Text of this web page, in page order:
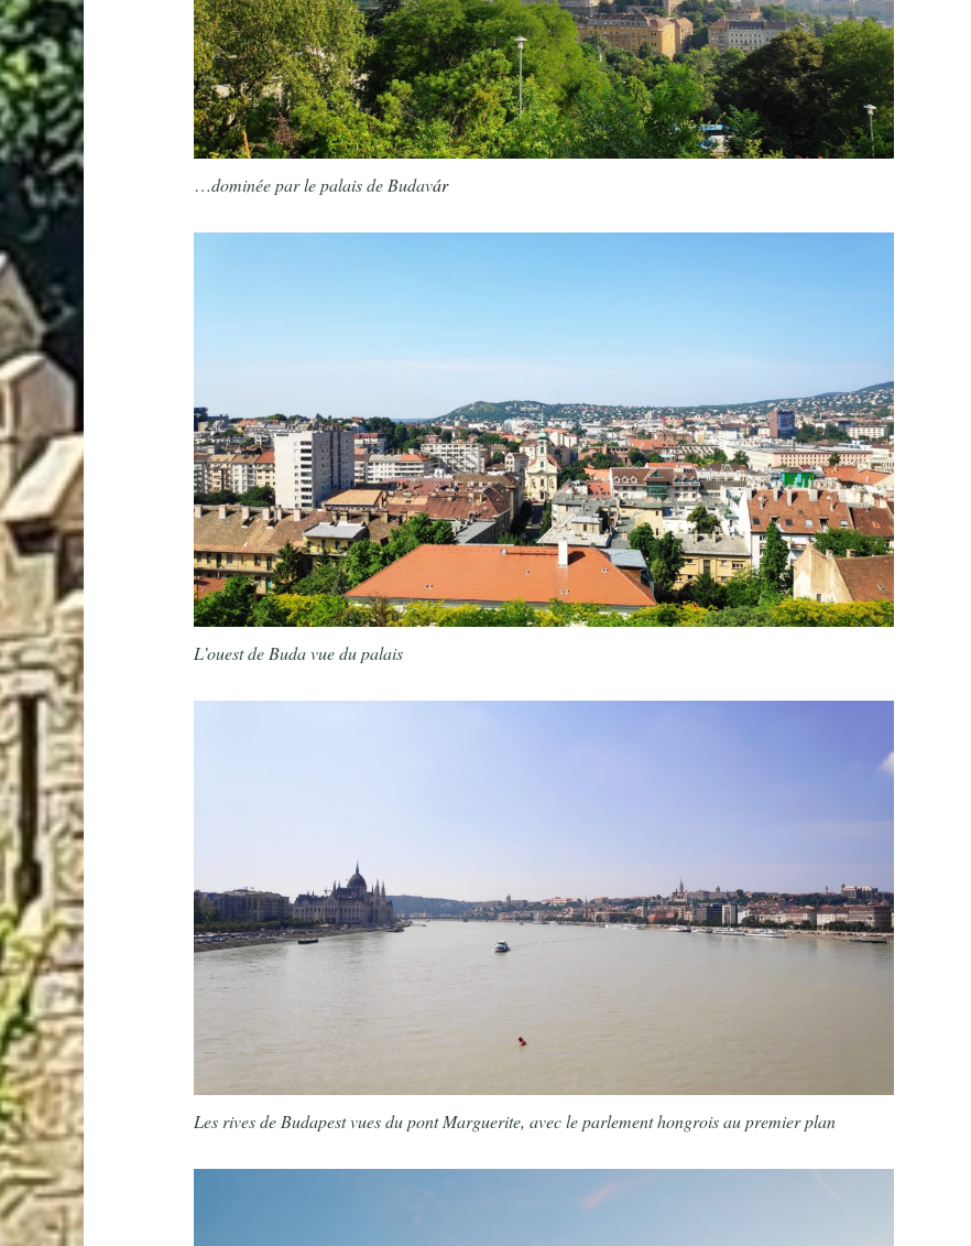
…dominée par le palais de Budavár
L’ouest de Buda vue du palais
Les rives de Budapest vues du pont Marguerite, avec le parlement hongrois au premier plan